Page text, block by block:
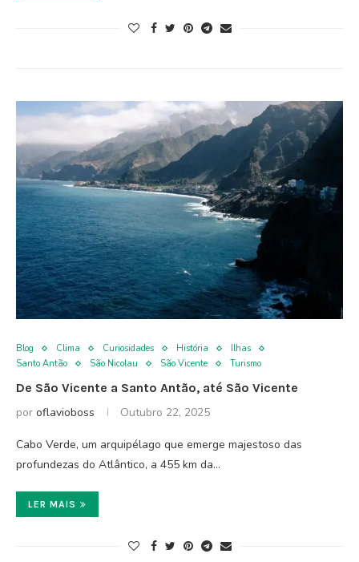
Blog Clima Curiosidades História
Ilhas
Santo Antão
São Nicolau São Vicente Turismo
De São Vicente a Santo Antão, até São Vicente
por oflavioboss Outubro 22, 2025
Cabo Verde, um arquipélago que emerge majestoso das
profundezas do Atlântico, a 455 km da…
LER MAIS